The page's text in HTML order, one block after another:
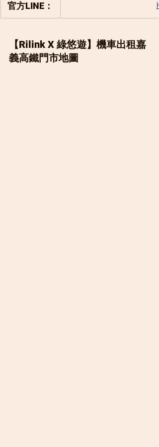
官方LINE：
【Rilink X 綠悠遊】機車出租嘉
義高鐵門市地圖